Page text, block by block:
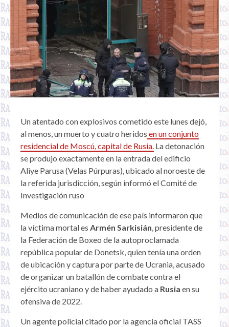
Un atentado con explosivos cometido este lunes dejó,
al menos, un muerto y cuatro heridos en un conjunto
residencial de Moscú, capital de Rusia. La detonación
se produjo exactamente en la entrada del edificio
Aliye Parusa (Velas Púrpuras), ubicado al noroeste de
la referida jurisdicción, según informó el Comité de
Investigación ruso
Medios de comunicación de ese país informaron que
la víctima mortal es Armén Sarkisián, presidente de
la Federación de Boxeo de la autoproclamada
república popular de Donetsk, quien tenía una orden
de ubicación y captura por parte de Ucrania, acusado
de organizar un batallón de combate contra el
ejército ucraniano y de haber ayudado a Rusia en su
ofensiva de 2022.
Un agente policial citado por la agencia oficial TASS